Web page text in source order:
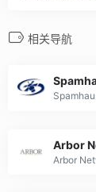
相关导航
Arbor
Arbor